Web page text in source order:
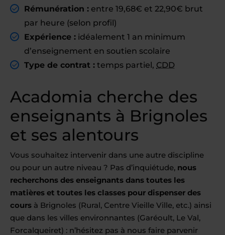
Rémunération : entre 19,68€ et 22,90€ brut
par heure (selon profil)
Expérience : idéalement 1 an minimum
d’enseignement en soutien scolaire
Type de contrat : temps partiel, CDD
Acadomia cherche des
enseignants à Brignoles
et ses alentours
Vous souhaitez intervenir dans une autre discipline
ou pour un autre niveau ? Pas d’inquiétude, nous
recherchons des enseignants dans toutes les
matières et toutes les classes pour dispenser des
cours à Brignoles (Rural, Centre Vieille Ville, etc.) ainsi
que dans les villes environnantes (Garéoult, Le Val,
Forcalqueiret) : n’hésitez pas à nous faire parvenir